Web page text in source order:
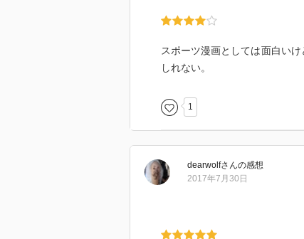
スポーツ漫画としては面白い
しれない。
1
dearwolfさんの感想
2017年7月30日